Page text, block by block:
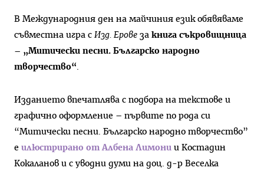
В Международния ден на майчиния език обявяваме
съвместна игра с Изд. Ерове за книга съкровищница
– „Митически песни. Българско народно
творчество“
Изданието впечатлява с подбора на текстове и
графично оформление – първите по рода си
“Митически песни. Българско народно творчество”
е илюстрирано от Албена Лимони и Костадин
Кокаланов и с уводни думи на доц. д-р Веселка